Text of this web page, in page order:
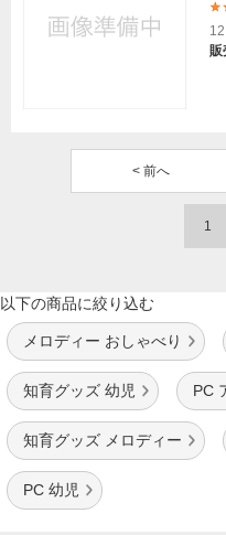
販
< 前へ
1
以下の商品に絞り込む
メロディー おしゃべり
知育グッズ 幼児 PC
知育グッズ メロディー
PC 幼児